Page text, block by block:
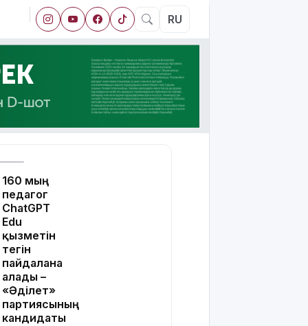
RU
160 мың
педагог
ChatGPT
Edu
қызметін
тегін
пайдалана
алады –
«Әділет»
партиясының
кандидаты